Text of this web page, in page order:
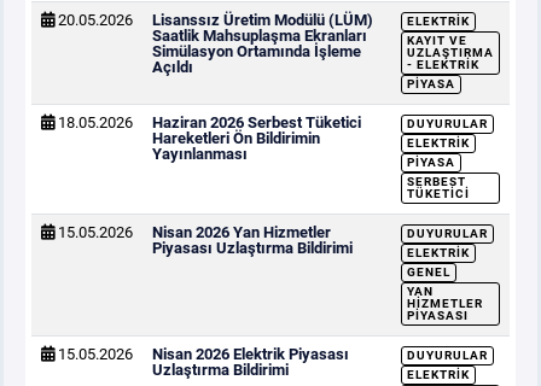
20.05.2026
Lisanssız Üretim Modülü (LÜM)
Saatlik Mahsuplaşma Ekranları
Simülasyon Ortamında İşleme
Açıldı
ELEKTRIK
KAYIT VE
UZLAŞTIRMA
- ELEKTRIK
PIYASA
18.05.2026
Haziran 2026 Serbest Tüketici
Hareketleri Ön Bildirimin
Yayınlanması
DUYURULAR
ELEKTRIK
PIYASA
SERBEST
TÜKETICI
15.05.2026
Nisan 2026 Yan Hizmetler
Piyasası Uzlaştırma Bildirimi
DUYURULAR
ELEKTRIK
GENEL
YAN
HIZMETLER
PIYASASI
15.05.2026
Nisan 2026 Elektrik Piyasası
Uzlaştırma Bildirimi
DUYURULAR
ELEKTRIK